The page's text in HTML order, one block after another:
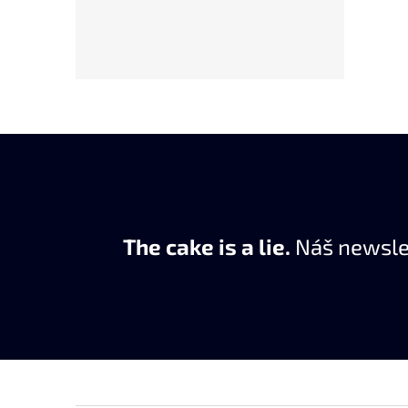
The cake is a lie. Náš